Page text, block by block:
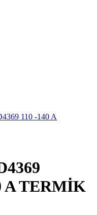
A TERMİK